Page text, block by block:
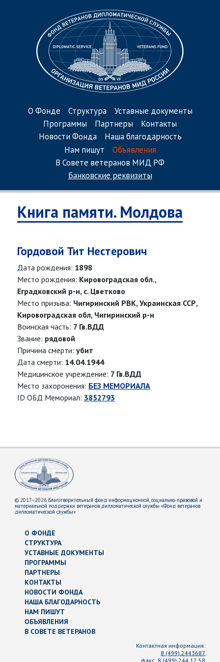
О Фонде Структура
Уставные документы
Программы
Партнеры
Контакты
Новости Фонда
Наша благодарность
Нам пишут
Объявления
В Совете ветеранов МИД РФ
Банковские реквизиты
Книга памяти. Молдова
Гордовой Тит Нестерович
Дата рождения: 1898
Место рождения: Кировоградская обл.,
Еградковский р-н, с. Цветково
Место призыва: Чигиринский РВК, Украинская ССР,
Кировоградская обл, Чигиринский р-н
Воинская часть: 7 Гв.ВДД
Звание: рядовой
Причина смерти: убит
Дата смерти: 14.04.1944
Медицинское учреждение: 7 Гв.ВДД
Место захоронения: БЕЗ МЕМОРИАЛА
ID ОБД Мемориал: 3852793
© 2017–2026 Благотворительный фонд информационной, социально-правовой и
материальной поддержки ветеранов дипломатической службы «Фонд ветеранов
дипломатической службы»
О ФОНДЕ
СТРУКТУРА
УСТАВНЫЕ ДОКУМЕНТЫ
ПРОГРАММЫ
ПАРТНЕРЫ
КОНТАКТЫ
НОВОСТИ ФОНДА
НАША БЛАГОДАРНОСТЬ
НАМ ПИШУТ
ОБЪЯВЛЕНИЯ
В СОВЕТЕ ВЕТЕРАНОВ
Контактная информация:
8 (499) 2443687
факс: 8 (499) 244 12 58